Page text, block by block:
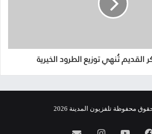
تُنهي توزيع الطرود الخيرية
محفوظة تلفزيون المدينة 2026